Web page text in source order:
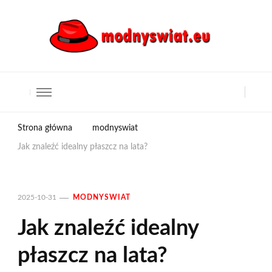
Strona główna modnyswiat
Jak znaleźć idealny płaszcz na lata?
2025-10-31 MODNYSWIAT
Jak znaleźć idealny
płaszcz na lata?